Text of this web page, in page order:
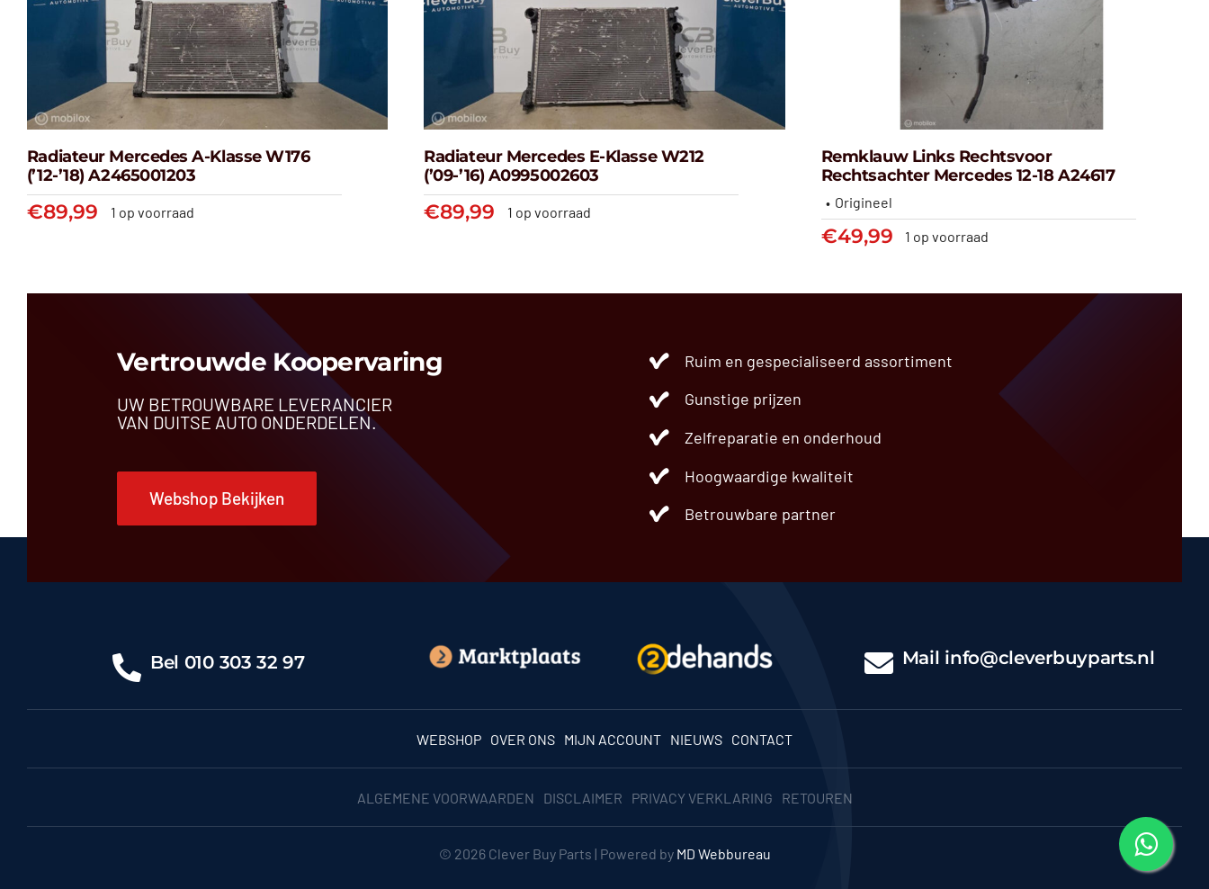
€89,99
Radiateur Mercedes A-Klasse W176
(’12-’18) A2465001203
€89,99 1 op voorraad
€89,99
Radiateur Mercedes E-Klasse W212
(’09-’16) A0995002603
€89,99 1 op voorraad
Remklauw links rechtsvoor
rechtsachter Mercedes 12-18
€49,99
Remklauw Links Rechtsvoor
Rechtsachter Mercedes 12-18 A24617
Origineel
€49,99 1 op voorraad
Vertrouwde Koopervaring
UW BETROUWBARE LEVERANCIER
VAN DUITSE AUTO ONDERDELEN.
Webshop Bekijken
Ruim en gespecialiseerd assortiment
Gunstige prijzen
Zelfreparatie en onderhoud
Hoogwaardige kwaliteit
Betrouwbare partner
Bel 010 303 32 97 Mail info@cleverbuyparts.nl
WEBSHOP OVER ONS MIJN ACCOUNT NIEUWS CONTACT
ALGEMENE VOORWAARDEN DISCLAIMER PRIVACY VERKLARING RETOUREN
© 2026 Clever Buy Parts | Powered by MD Webbureau